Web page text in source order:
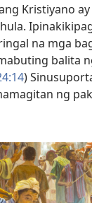
Kristiyano
na mga
balita
)
ng